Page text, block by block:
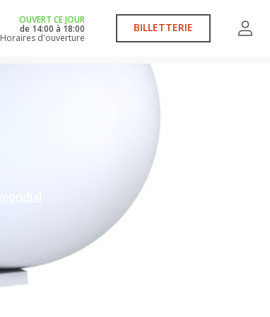
OUVERT CE JOUR
de 14:00 à 18:00
Horaires d'ouverture
BILLETTERIE